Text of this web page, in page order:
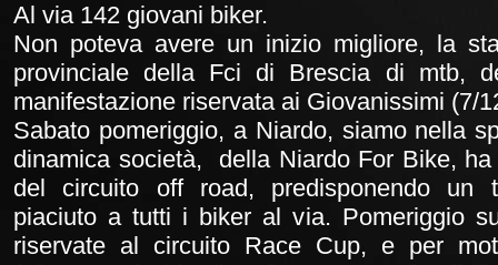
Al via 142 giovani biker.
Non poteva avere un inizio migliore, la
provinciale della Fci di Brescia di mtb,
manifestazione riservata ai Giovanissimi (7/
Sabato pomeriggio, a Niardo, siamo nella
dinamica società, della Niardo For Bike,
del circuito off road, predisponendo un
piaciuto a tutti i biker al via. Pomeriggio
riservate al circuito Race Cup, e per